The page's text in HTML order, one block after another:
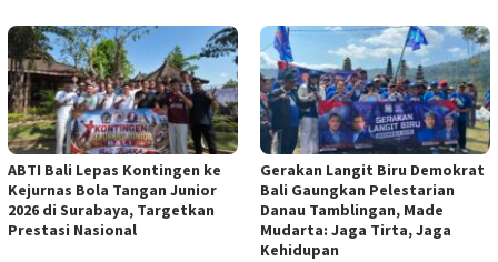
ABTI Bali Lepas Kontingen ke
Kejurnas Bola Tangan Junior
2026 di Surabaya, Targetkan
Prestasi Nasional
Gerakan Langit Biru Demokrat
Bali Gaungkan Pelestarian
Danau Tamblingan, Made
Mudarta: Jaga Tirta, Jaga
Kehidupan